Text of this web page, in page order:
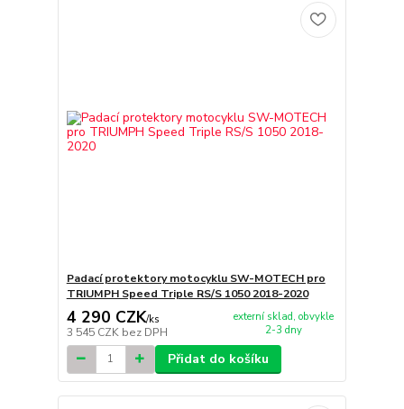
Padací protektory motocyklu SW-MOTECH pro
TRIUMPH Speed Triple RS/S 1050 2018-2020
4 290 CZK/ks
3 545 CZK bez DPH
externí sklad, obvykle
2-3 dny
Přidat do košíku